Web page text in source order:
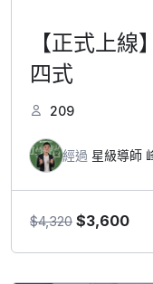
【正式上
四式
209
經過 星級導師
$4,320 $3,600